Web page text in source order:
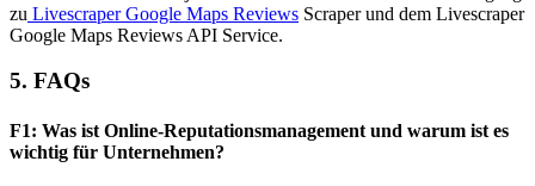
zu Livescraper Google Maps Reviews Scraper und dem Livescraper
Google Maps Reviews API Service.
5. FAQs
F1: Was ist Online-Reputationsmanagement und warum ist es
wichtig für Unternehmen?